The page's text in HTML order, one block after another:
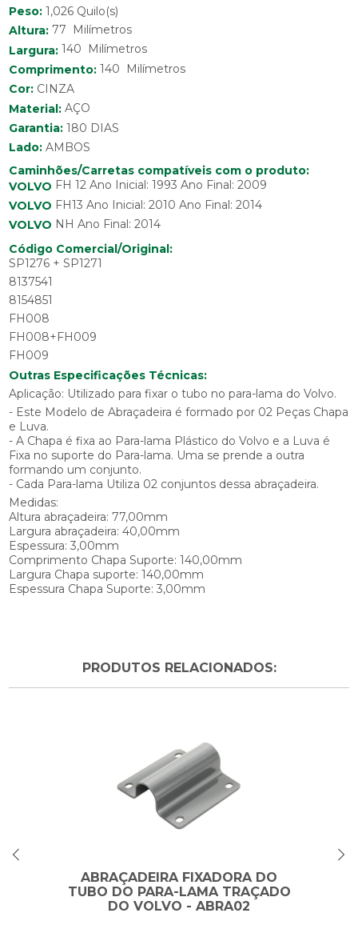
Peso: 1,026 Quilo(s)
Altura: 77 Milímetros
Largura: 140 Milímetros
Comprimento: 140 Milímetros
Cor: CINZA
Material: AÇO
Garantia: 180 DIAS
Lado: AMBOS
Caminhões/Carretas compatíveis com o produto:
VOLVO FH 12 Ano Inicial: 1993 Ano Final: 2009
VOLVO FH13 Ano Inicial: 2010 Ano Final: 2014
VOLVO NH Ano Final: 2014
Código Comercial/Original:
SP1276 + SP1271
8137541
8154851
FH008
FH008+FH009
FH009
Outras Especificações Técnicas:
Aplicação: Utilizado para fixar o tubo no para-lama do Volvo.
- Este Modelo de Abraçadeira é formado por 02 Peças Chapa
e Luva.
- A Chapa é fixa ao Para-lama Plástico do Volvo e a Luva é
Fixa no suporte do Para-lama. Uma se prende a outra
formando um conjunto.
- Cada Para-lama Utiliza 02 conjuntos dessa abraçadeira.
Medidas:
Altura abraçadeira: 77,00mm
Largura abraçadeira: 40,00mm
Espessura: 3,00mm
Comprimento Chapa Suporte: 140,00mm
Largura Chapa suporte: 140,00mm
Espessura Chapa Suporte: 3,00mm
PRODUTOS RELACIONADOS:
ABRAÇADEIRA FIXADORA DO
TUBO DO PARA-LAMA TRAÇADO
DO VOLVO - ABRA02